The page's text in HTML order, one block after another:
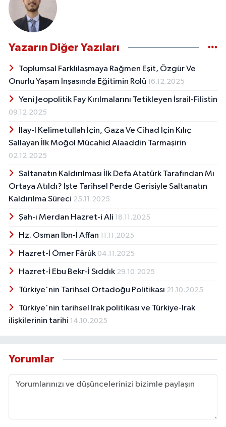
Yazarın Diğer Yazıları
Toplumsal Farklılaşmaya Rağmen Eşit, Özgür Ve
Onurlu Yaşam İnşasında Eğitimin Rolü 16.12.2025
Yeni Jeopolitik Fay Kırılmalarını Tetikleyen İsrail-Filistin
09.12.2025
İlay-I Kelimetullah İçin, Gaza Ve Cihad İçin Kılıç
Sallayan İlk Moğol Mücahid Alaaddin Tarmaşirin
02.12.2025
Saltanatın Kaldırılması İlk Defa Atatürk Tarafından Mı
Ortaya Atıldı? İşte Tarihsel Perde Gerisiyle Saltanatın
Kaldırılma Süreci 25.11.2025
Şah-ı Merdan Hazret-i Ali 18.11.2025
Hz. Osman İbn-İ Affan 11.11.2025
Hazret-İ Ömer Fârûk 04.11.2025
Hazret-İ Ebu Bekr-İ Sıddık 29.10.2025
Türkiye'nin Tarihsel Ortadoğu Politikası 21.10.2025
Türkiye'nin tarihsel Irak politikası ve Türkiye-Irak
ilişkilerinin tarihi 14.10.2025
Yorumlar